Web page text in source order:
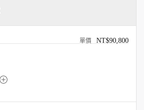
NT$90,800